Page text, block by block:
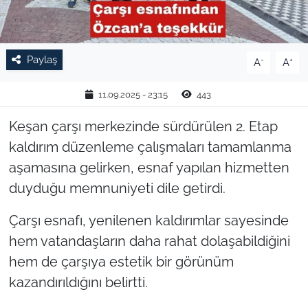
Paylaş A- A+
11.09.2025 - 23:15 443
Keşan çarşı merkezinde sürdürülen 2. Etap
kaldırım düzenleme çalışmaları tamamlanma
aşamasına gelirken, esnaf yapılan hizmetten
duyduğu memnuniyeti dile getirdi.
Çarşı esnafı, yenilenen kaldırımlar sayesinde
hem vatandaşların daha rahat dolaşabildiğini
hem de çarşıya estetik bir görünüm
kazandırıldığını belirtti.
RESMİ İLAN
SPOR
EDİRNE
KIRKLARELİ
ÇANAKKALE
TÜRKİYE